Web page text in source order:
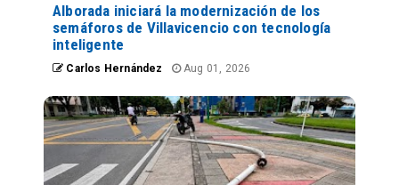
Alborada iniciará la modernización de los
semáforos de Villavicencio con tecnología
inteligente
Carlos Hernández Aug 01, 2026